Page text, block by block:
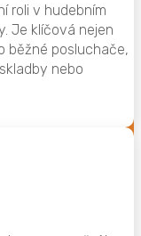
roli v hudebním
Je klíčová nejen
běžné posluchače,
nebo